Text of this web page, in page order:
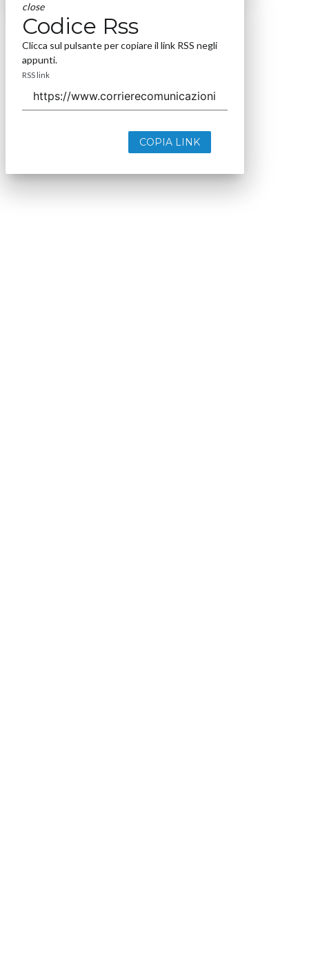
close
Codice Rss
Clicca sul pulsante per copiare il link RSS negli
appunti.
RSS link
COPIA LINK